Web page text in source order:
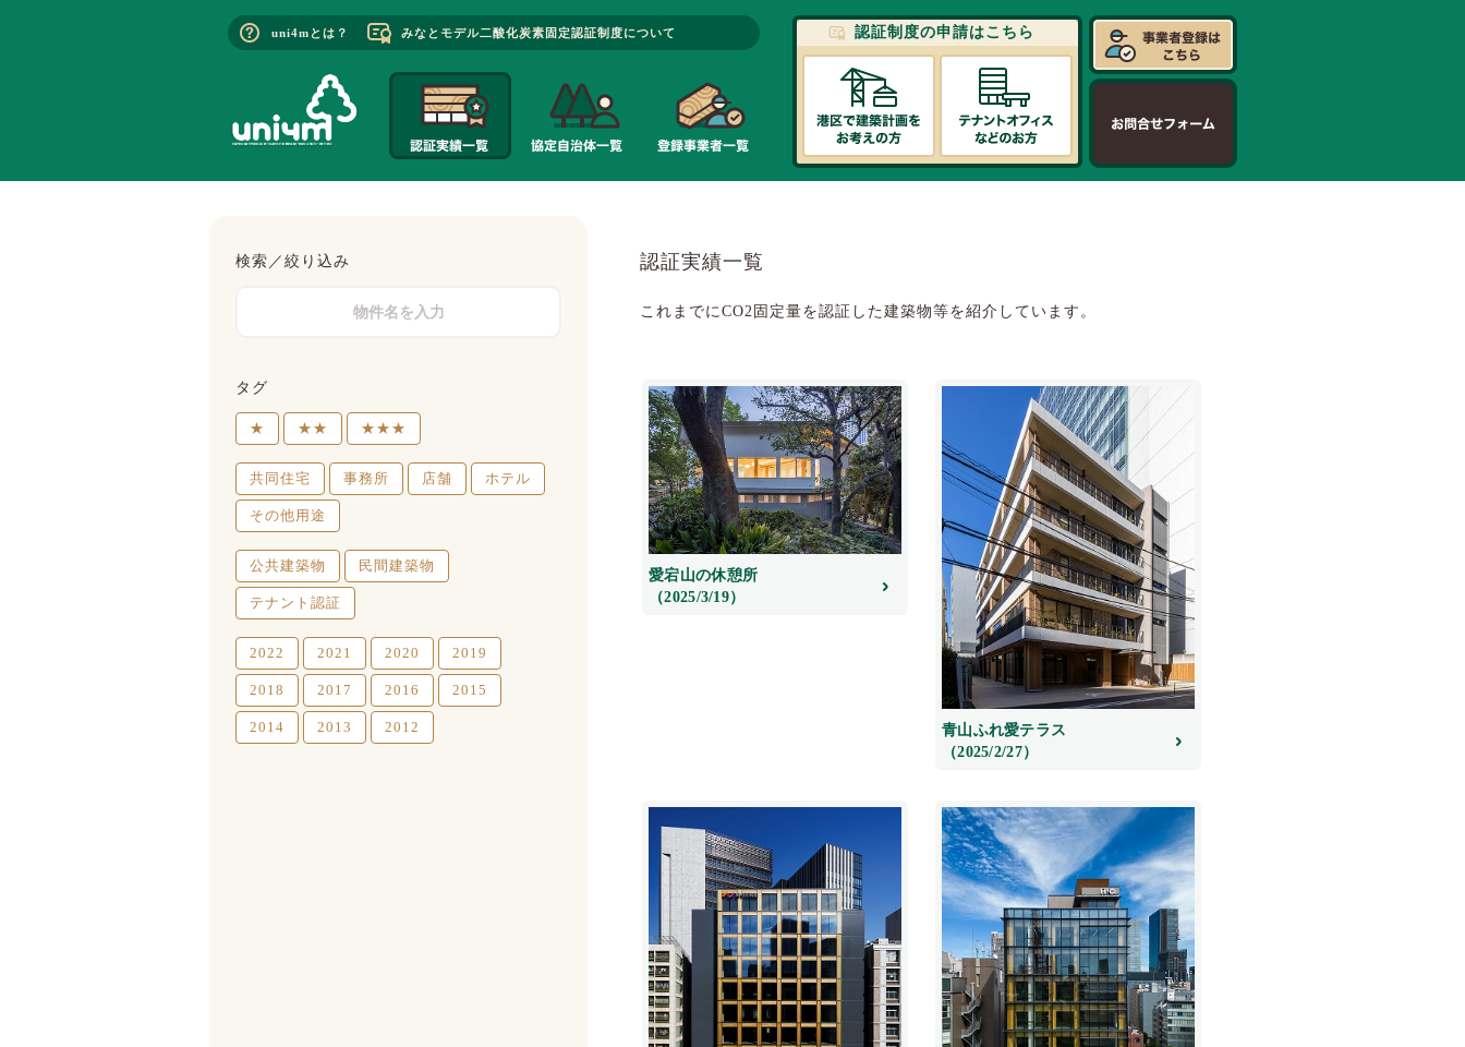
uni4mとは？ みなとモデル二酸化炭素固定認証制度について 認証制度の申請はこちら
検索／絞り込み
タグ
★ ★★ ★★★
共同住宅 事務所 店舗 ホテル
その他用途
公共建築物 民間建築物
テナント認証
2022 2021 2020 2019
2018 2017 2016 2015
2014 2013 2012
認証実績一覧
これまでにCO2固定量を認証した建築物等を紹介しています。
愛宕山の休憩所
（2025/3/19）
青山ふれ愛テラス
（2025/2/27）